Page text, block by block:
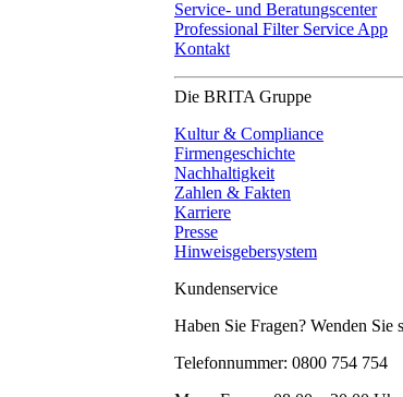
Service- und Beratungscenter
Professional Filter Service App
Kontakt
Die BRITA Gruppe
Kultur & Compliance
Firmengeschichte
Nachhaltigkeit
Zahlen & Fakten
Karriere
Presse
Hinweisgebersystem
Kundenservice
Haben Sie Fragen? Wenden Sie
Telefonnummer: 0800 754 754